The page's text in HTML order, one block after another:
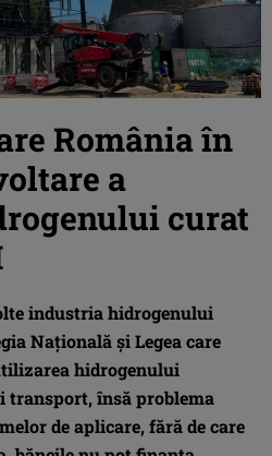
România în
a
curat
industria hidrogenului
Naţională şi Legea care
hidrogenului
transport, însă problema
de aplicare, fără de care